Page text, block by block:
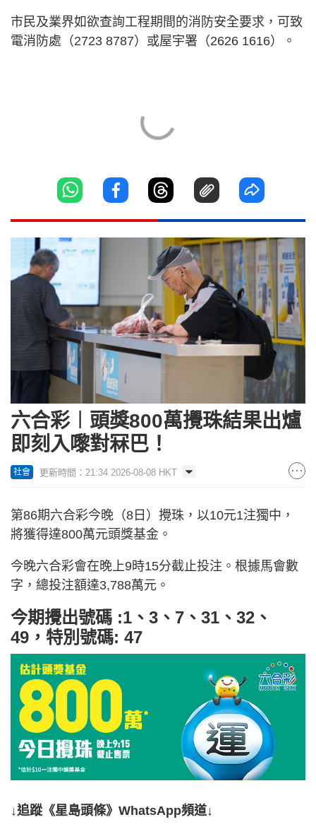
市民及業界如欲查詢工程期間的消防安全要求，可致
電消防處（2723 8787）或屋宇署（2626 1616）。
六合彩︱頭獎800萬攪珠結果出爐
即刻入嚟對冧巴！
社會 更新時間：21:34 2026-08-08 HKT
第86期六合彩今晚（8日）攪珠，以10元1注獨中，
將獲得達800萬元頭獎基金。
今晚六合彩會在晚上9時15分截止投注。根據馬會數
字，總投注額達3,788萬元。
今期攪出號碼 :1、3、7、31、32、
49，特別號碼: 47
↓追蹤《星島頭條》WhatsApp頻道↓